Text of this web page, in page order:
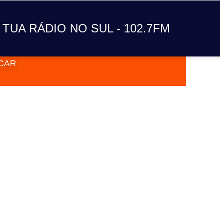
TUA RÁDIO NO SUL - 102.7FM
A TUA RÁDIO NO SUL